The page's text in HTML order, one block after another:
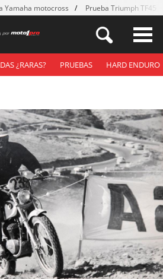
Yamaha motocross Prueba Triumph
¿RARAS? PRUEBAS HARD ENDURO